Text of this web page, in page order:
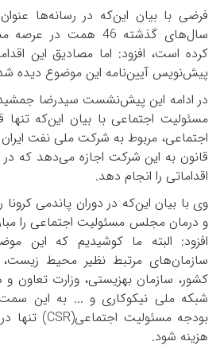
فرضی با بیان این‌که در رسانه‌ها
سال‌های گذشته 46 همت
کرده است، افزود: اما مصادیق این
پیش‌نویس آیین‌نامه این موضوع دیده
در ادامه این پیش‌نشست سیدرضا
مسئولیت اجتماعی با بیان این‌که
اجتماعی، مربوط به شرکت ملی نفت ایران
قانون به این شرکت اجازه می‌دهد که
اقداماتی را انجام دهد.
وی با بیان این‌که در دوران پاندمی
و درمان مجلس مسئولیت اجتماعی را
افزود: البته ما کوشیدیم که این
سازمان‌های مرتبط نظیر محیط
کشور، سازمان بهزیستی، وزارت تعاون
شبکه ملی نیکوکاری و ... به این
بودجه مسئولیت اجتماعی(CSR) تنها
هزینه شود.